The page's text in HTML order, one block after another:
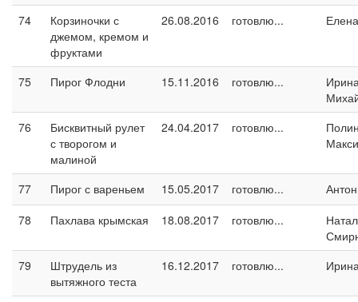
74
Корзиночки с
джемом, кремом и
фруктами
26.08.2016 готовлю... Елена
75 Пирог Флодни 15.11.2016 готовлю...
76
Бисквитный рулет
с творогом и
малиной
24.04.2017 готовлю...
77 Пирог с вареньем 15.05.2017 готовлю...
78
Пахлава крымская 18.08.2017 готовлю...
79
Штрудель из
вытяжного теста
16.12.2017 готовлю...